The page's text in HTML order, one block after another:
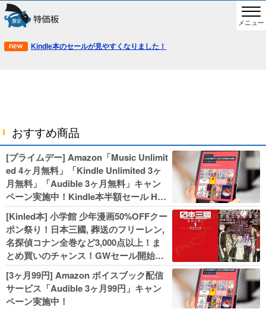
メニュー
Kindle本のセールが見やすくなりました！
おすすめ商品
[プライムデー] Amazon「Music Unlimit
ed 4ヶ月無料」「Kindle Unlimited 3ヶ
月無料」「Audible 3ヶ月無料」キャン
ペーン実施中！Kindle本半額セール HU
NTER×HUNTERなど集英社、無職転生,
幼女戦記などKADOKAWA、キャプテン
翼100円セールも！
[Kinled本] 小学館 少年漫画50%OFFクー
ポン祭り！日本三國, 葬送のフリーレン,
名探偵コナン全巻など3,000点以上！ま
とめ買いのチャンス！GWセール開始！
人気コミック多数 カドカワ祭やIT関連本
がセールに！
[3ヶ月99円] Amazon ボイスブック配信
サービス「Audible 3ヶ月99円」キャン
ペーン実施中！